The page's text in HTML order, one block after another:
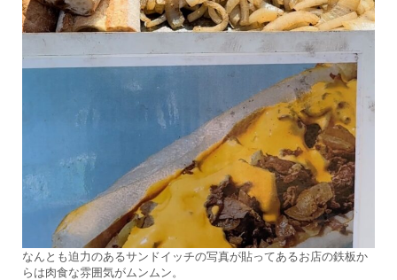
なんとも迫力のあるサンドイッチの写真が貼ってあるお店の鉄板か
らは肉食な雰囲気がムンムン。